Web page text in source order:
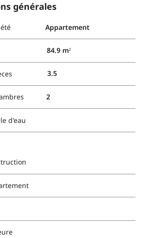
générales
Appartement
84.9 m²
3.5
2
d'eau